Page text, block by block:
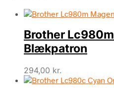
Brother
Blækpatron
294,00 kr.